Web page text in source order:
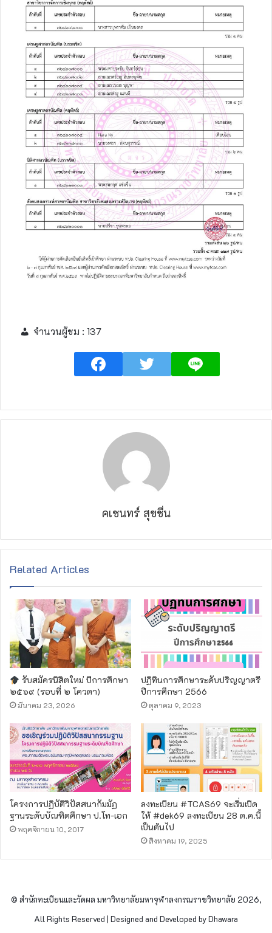
จำนวนผู้ชม : 137
คเชนทร์ สุขชื่น
Related Articles
รับสมัครนิสิตใหม่ ปีการศึกษา
๒๕๖๙ (รอบที่ ๒ โควตา)
มีนาคม 23, 2026
ปฏิทินการศึกษาระดับปริญญาตรี
ปีการศึกษา 2566
ตุลาคม 9, 2023
โครงการปฏิบัติวิปัสสนากัมมัฏ
ฐานระดับบัณฑิตศึกษา ป.โท-เอก
พฤศจิกายน 10, 2017
ลงทะเบียน #TCAS69 จะเริ่มเปิด
ให้ #dek69 ลงทะเบียน 28 ต.ค.นี้
เป็นต้นไป
สิงหาคม 19, 2025
© สำนักทะเบียนและวัดผล มหาวิทยาลัยมหาจุฬาลงกรณราชวิทยาลัย 2026,
All Rights Reserved | Designed and Developed by Dhawara